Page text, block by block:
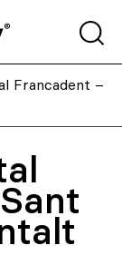
Francadent –